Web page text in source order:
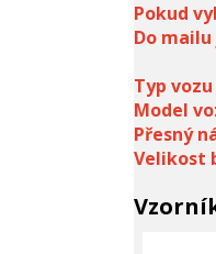
Pokud
Do
Typ vozu
Model
Přesný
Velikost